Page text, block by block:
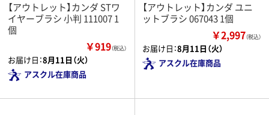
【アウトレット】カンダ STワ
イヤーブラシ 小判 111007 1
個
￥919（税込）
お届け日：8月11日（火）
アスクル在庫商品
【アウトレット】カンダ ユニ
ットブラシ 067043 1個
￥2,997（税込）
お届け日：8月11日（火）
アスクル在庫商品